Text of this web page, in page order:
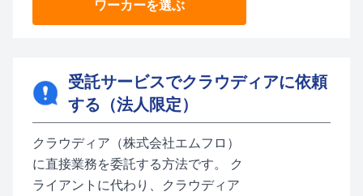
ワーカーを選ぶ
受託サービスでクラウディアに依頼
する（法人限定）
クラウディア（株式会社エムフロ）
に直接業務を委託する方法です。 ク
ライアントに代わり、クラウディア